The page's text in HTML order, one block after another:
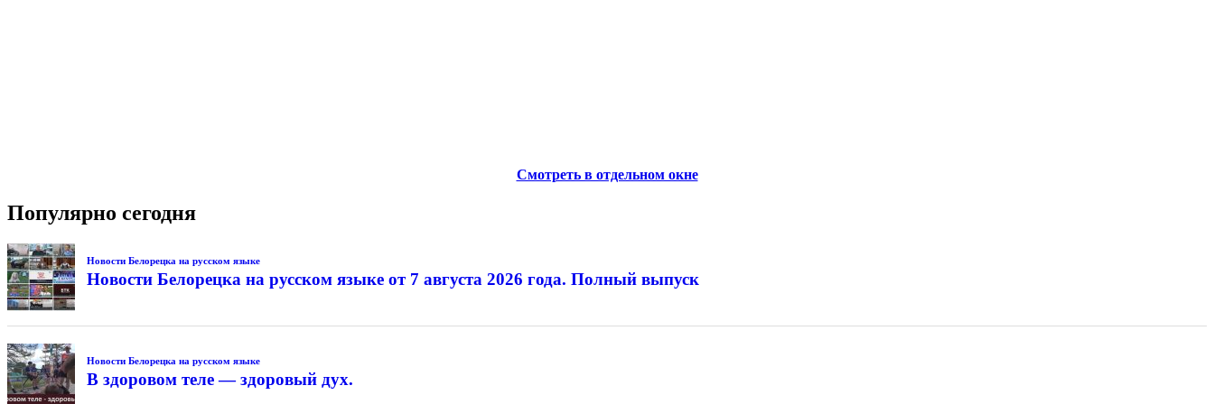
Смотреть в отдельном окне
Популярно сегодня
Новости Белорецка на русском языке
Новости Белорецка на русском языке от 7 августа 2026 года. Полный выпуск
Новости Белорецка на русском языке
В здоровом теле — здоровый дух.